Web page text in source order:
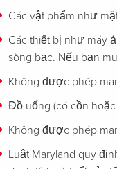
Các vật phẩm như
Các thiết bị như máy
sòng bạc. Nếu bạn
Không được phép
Đồ uống (có cồn
Không được phép
Luật Maryland quy